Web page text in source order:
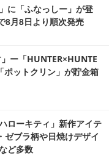
に「ふなっしー」が登
8月8日より順次発売
ー「HUNTER×HUNTE
ポットクリン」が貯金箱
ローキティ」新作アイテ
ゼブラ柄や日焼けデザイ
ど多数